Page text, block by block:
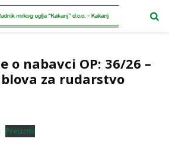
o nabavci OP: 36/26 –
za rudarstvo
Preuzmi